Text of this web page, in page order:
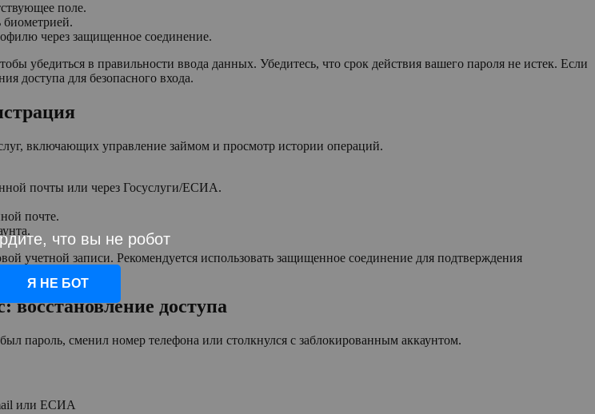
поле.
через защищенное соединение.
убедиться в правильности ввода данных. Убедитесь, что срок действия вашего пароля не истек. Если
доступа для безопасного входа.
включающих управление займом и просмотр истории операций.
почты или через Госуслуги/ЕСИА.
почте.
учетной записи. Рекомендуется использовать защищенное соединение для подтверждения
восстановление доступа
пароль, сменил номер телефона или столкнулся с заблокированным аккаунтом.
или ЕСИА
что вы не робот
Я НЕ БОТ